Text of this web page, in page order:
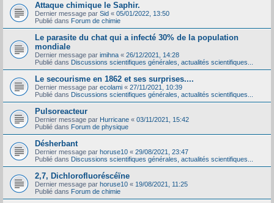
Attaque chimique le Saphir.
Dernier message par Sid « 05/01/2022, 13:50
Publié dans Forum de chimie
Le parasite du chat qui a infecté 30% de la population
mondiale
Dernier message par imihna « 26/12/2021, 14:28
Publié dans Discussions scientifiques générales, actualités scientifiques...
Le secourisme en 1862 et ses surprises....
Dernier message par ecolami « 27/11/2021, 10:39
Publié dans Discussions scientifiques générales, actualités scientifiques...
Pulsoreacteur
Dernier message par Hurricane « 03/11/2021, 15:42
Publié dans Forum de physique
Désherbant
Dernier message par horuse10 « 29/08/2021, 23:47
Publié dans Discussions scientifiques générales, actualités scientifiques...
2,7, Dichlorofluoréscéïne
Dernier message par horuse10 « 19/08/2021, 11:25
Publié dans Forum de chimie